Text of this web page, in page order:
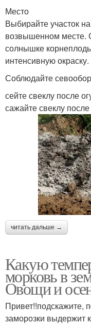
Место
Выбирайте участок
возвышенном месте.
солнышке
интенсивную окраску.
Соблюдайте
сейте свеклу после
сажайте свеклу
читать дальше →
Какую
морковь в
Овощи и
Привет!!подскажите,
заморозки выдержит